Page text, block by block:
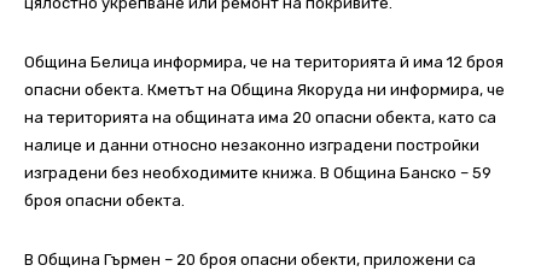
Община Белица информира, че на територията й има 12 броя
опасни обекта. Кметът на Община Якоруда ни информира, че
на територията на общината има 20 опасни обекта, като са
налице и данни относно незаконно изградени постройки
изградени без необходимите книжа. В Община Банско – 59
броя опасни обекта.
В Община Гърмен – 20 броя опасни обекти, приложени са